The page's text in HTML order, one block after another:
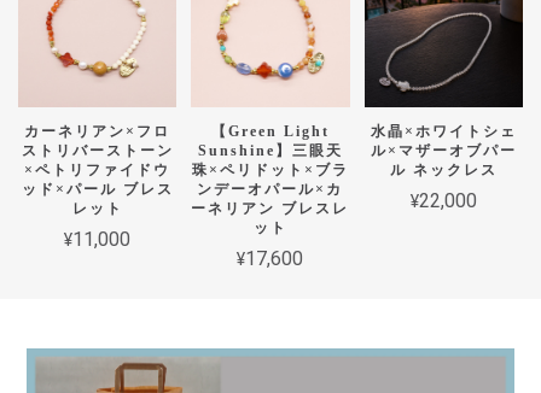
カーネリアン×フロ
ストリバーストーン
×ペトリファイドウ
ッド×パール ブレス
レット
¥11,000
【Green Light
Sunshine】三眼天
珠×ペリドット×ブラ
ンデーオパール×カ
ーネリアン ブレスレ
ット
¥17,600
水晶×ホワイトシェ
ル×マザーオブパー
ル ネックレス
¥22,000